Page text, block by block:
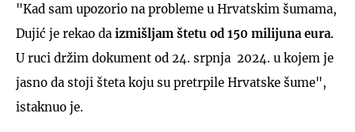
"Kad sam upozorio na probleme u Hrvatskim šumama,
Dujić je rekao da izmišljam štetu od 150 milijuna eura.
U ruci držim dokument od 24. srpnja 2024. u kojem je
jasno da stoji šteta koju su pretrpile Hrvatske šume",
istaknuo je.